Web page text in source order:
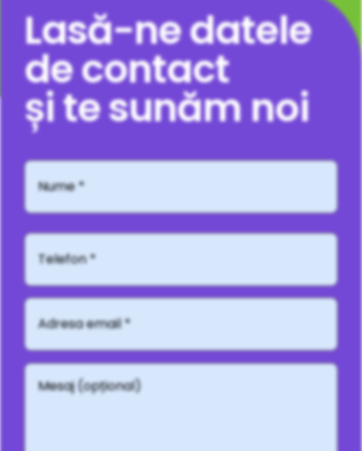
Lasă-ne datele
de contact
și te sunăm noi
Mesaj
(opțional)
Nume
Telefon*
Adresă
email